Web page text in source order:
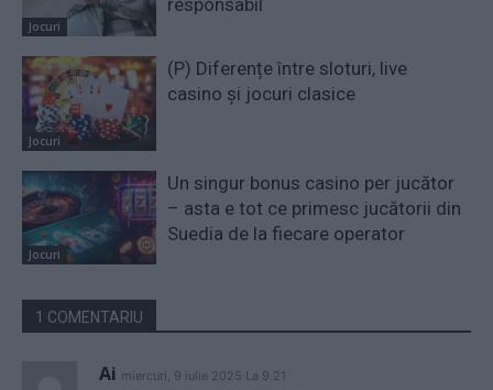
Jocuri
responsabil
Jocuri
(P) Diferențe între sloturi, live
casino și jocuri clasice
Jocuri
Un singur bonus casino per jucător
– asta e tot ce primesc jucătorii din
Suedia de la fiecare operator
1 COMENTARIU
Ai miercuri, 9 iulie 2025 La 9.21